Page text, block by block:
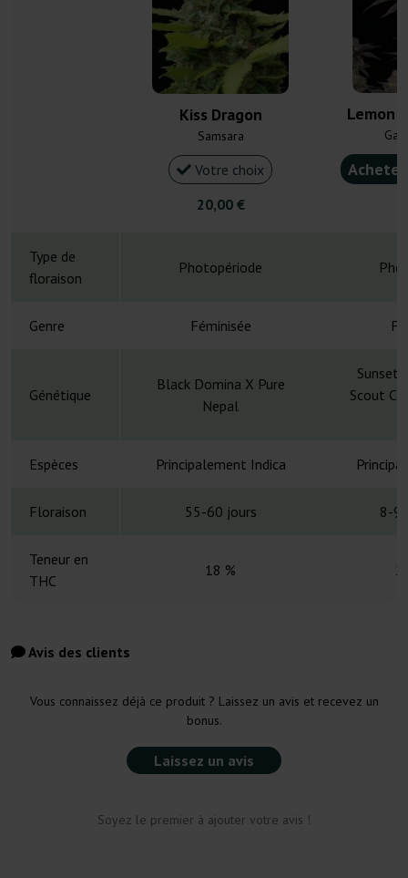
Kiss Dragon
Samsara
Votre choix
20,00 €
Lemon
Type de
floraison
Photopériode
Genre Féminisée
Génétique
Black Domina X Pure
Nepal
Sunset
Scout
Espèces Principalement Indica
Floraison 55-60 jours 8-9
Teneur en
THC
18 %
Avis des clients
Vous connaissez déjà ce produit ? Laissez un avis et recevez un
bonus.
Laissez un avis
Soyez le premier à ajouter votre avis !